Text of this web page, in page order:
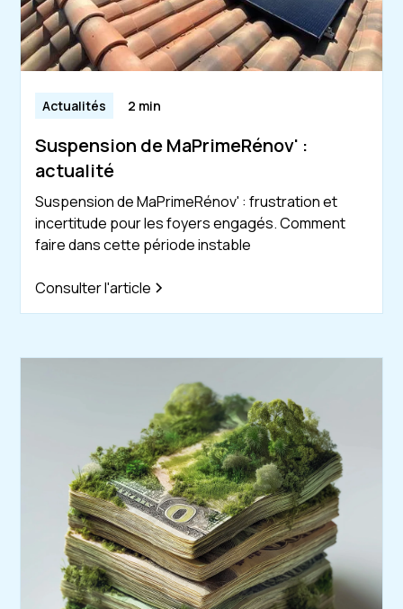
Actualités 2 min
Suspension de MaPrimeRénov' :
actualité
Suspension de MaPrimeRénov' : frustration et
incertitude pour les foyers engagés. Comment
faire dans cette période instable
Consulter l'article